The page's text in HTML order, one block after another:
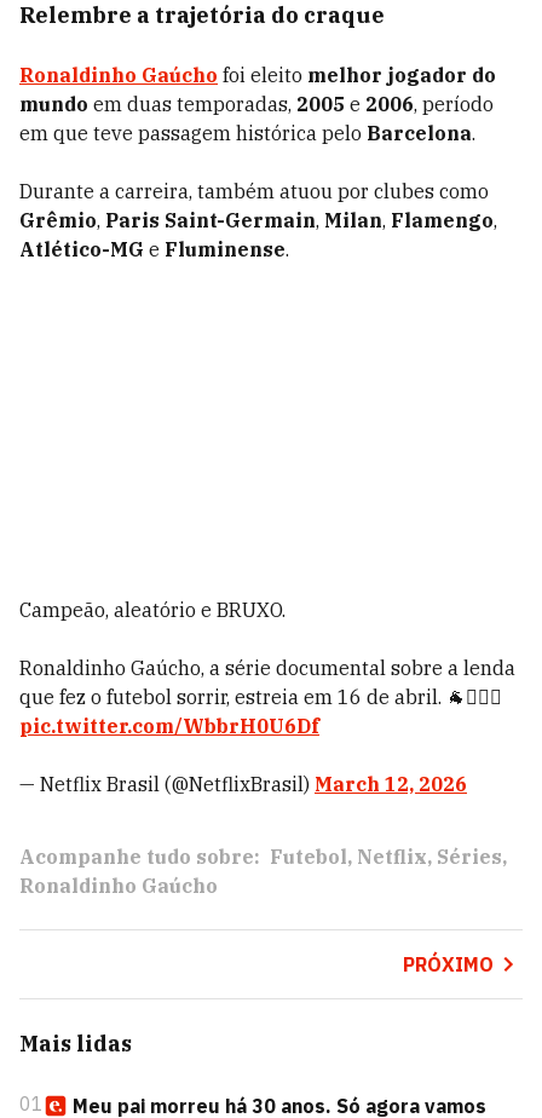
Relembre a trajetória do craque
Ronaldinho Gaúcho foi eleito melhor jogador do
mundo em duas temporadas, 2005 e 2006, período
em que teve passagem histórica pelo Barcelona.
Durante a carreira, também atuou por clubes como
Grêmio, Paris Saint-Germain, Milan, Flamengo,
Atlético-MG e Fluminense.
Campeão, aleatório e BRUXO.
Ronaldinho Gaúcho, a série documental sobre a lenda
que fez o futebol sorrir, estreia em 16 de abril. 🐐🧙🏽‍♂️
pic.twitter.com/WbbrH0U6Df
— Netflix Brasil (@NetflixBrasil) March 12, 2026
Acompanhe tudo sobre: Futebol Netflix Séries
Ronaldinho Gaúcho
PRÓXIMO
Mais lidas
01 Meu pai morreu há 30 anos. Só agora vamos